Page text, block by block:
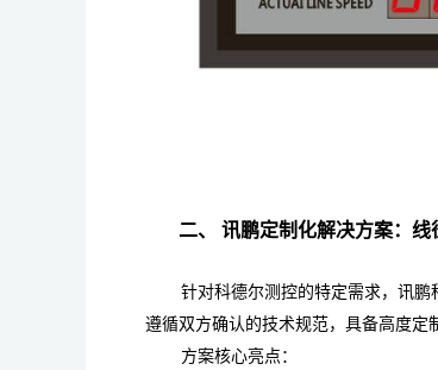
二、 讯鹏定制化解决方案：线
针对科德尔测控的特定需求，讯
遵循双方确认的技术规范，具备高度定
方案核心亮点：